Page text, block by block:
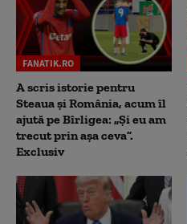
FANATIK.RO
A scris istorie pentru
Steaua și România, acum îl
ajută pe Bîrligea: „Și eu am
trecut prin așa ceva”.
Exclusiv